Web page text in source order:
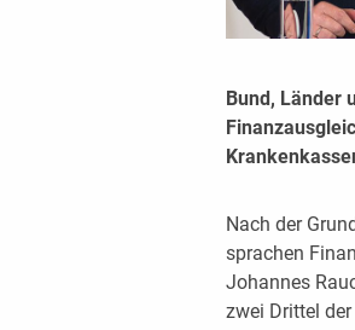
Bund, Länder
Nach der
sprachen
Johannes
zwei Drittel